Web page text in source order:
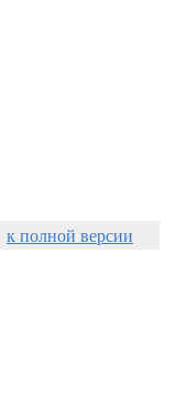
к полной версии